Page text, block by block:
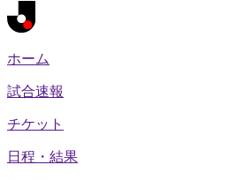
ホーム
試合速報
チケット
日程・結果